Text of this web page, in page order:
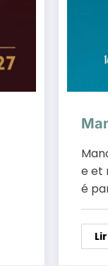
e et
é